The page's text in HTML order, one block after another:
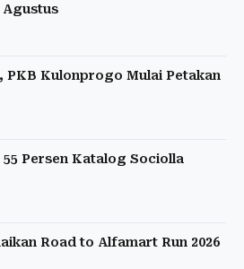
PKB Kulonprogo Mulai Petakan
Persen Katalog Sociolla
Road to Alfamart Run 2026